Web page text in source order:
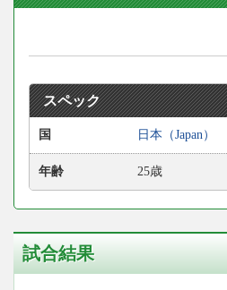
スペック
国 日本（Japan）
年齢 25歳
試合結果